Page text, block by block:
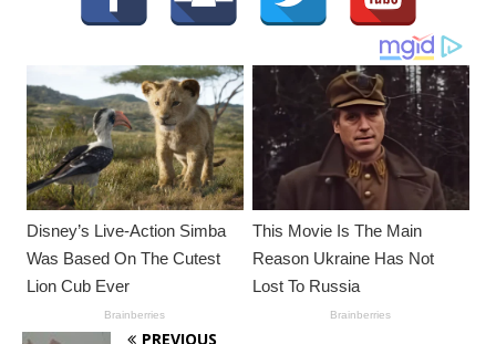
PREVIOUS